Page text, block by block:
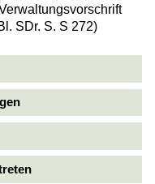
SDr. S. S 272)